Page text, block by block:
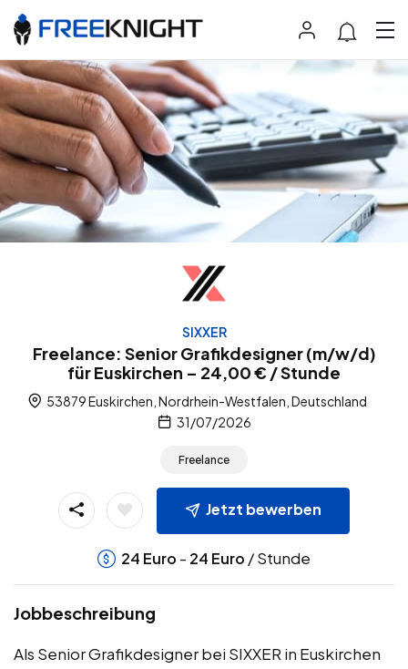
SIXXER
Freelance: Senior Grafikdesigner (m/w/d)
für Euskirchen – 24,00 € / Stunde
53879 Euskirchen, Nordrhein-Westfalen, Deutschland
31/07/2026
Freelance
Jetzt bewerben
24 Euro - 24 Euro / Stunde
Jobbeschreibung
Als Senior Grafikdesigner bei SIXXER in Euskirchen